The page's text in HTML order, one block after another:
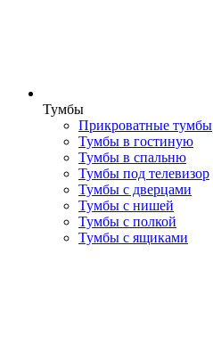
Тумбы
Прикроватные тумбы
Тумбы в гостиную
Тумбы в спальню
Тумбы под телевизор
Тумбы с дверцами
Тумбы с нишей
Тумбы с полкой
Тумбы с ящиками